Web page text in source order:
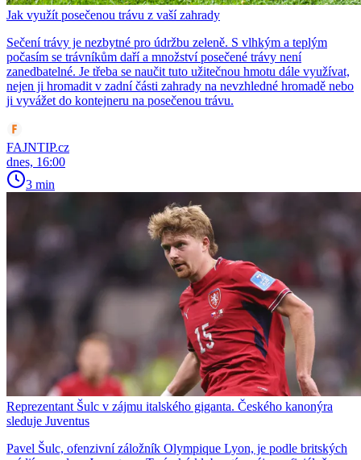
Jak využít posečenou trávu z vaší zahrady
Sečení trávy je nezbytné pro údržbu zeleně. S vlhkým a teplým
počasím se trávníkům daří a množství posečené trávy není
zanedbatelné. Je třeba se naučit tuto užitečnou hmotu dále využívat,
nejen ji hromadit v zadní části zahrady na nevzhledné hromadě nebo
ji vyvážet do kontejneru na posečenou trávu.
FAJNTIP.cz
dnes, 16:00
3 min
Reprezentant Šulc v zájmu italského giganta. Českého kanonýra
sleduje Juventus
Pavel Šulc, ofenzivní záložník Olympique Lyon, je podle britských